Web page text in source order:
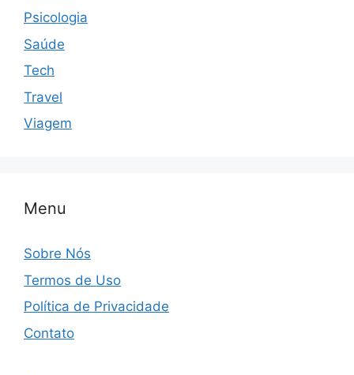
Psicologia
Saúde
Tech
Travel
Viagem
Menu
Sobre Nós
Termos de Uso
Política de Privacidade
Contato